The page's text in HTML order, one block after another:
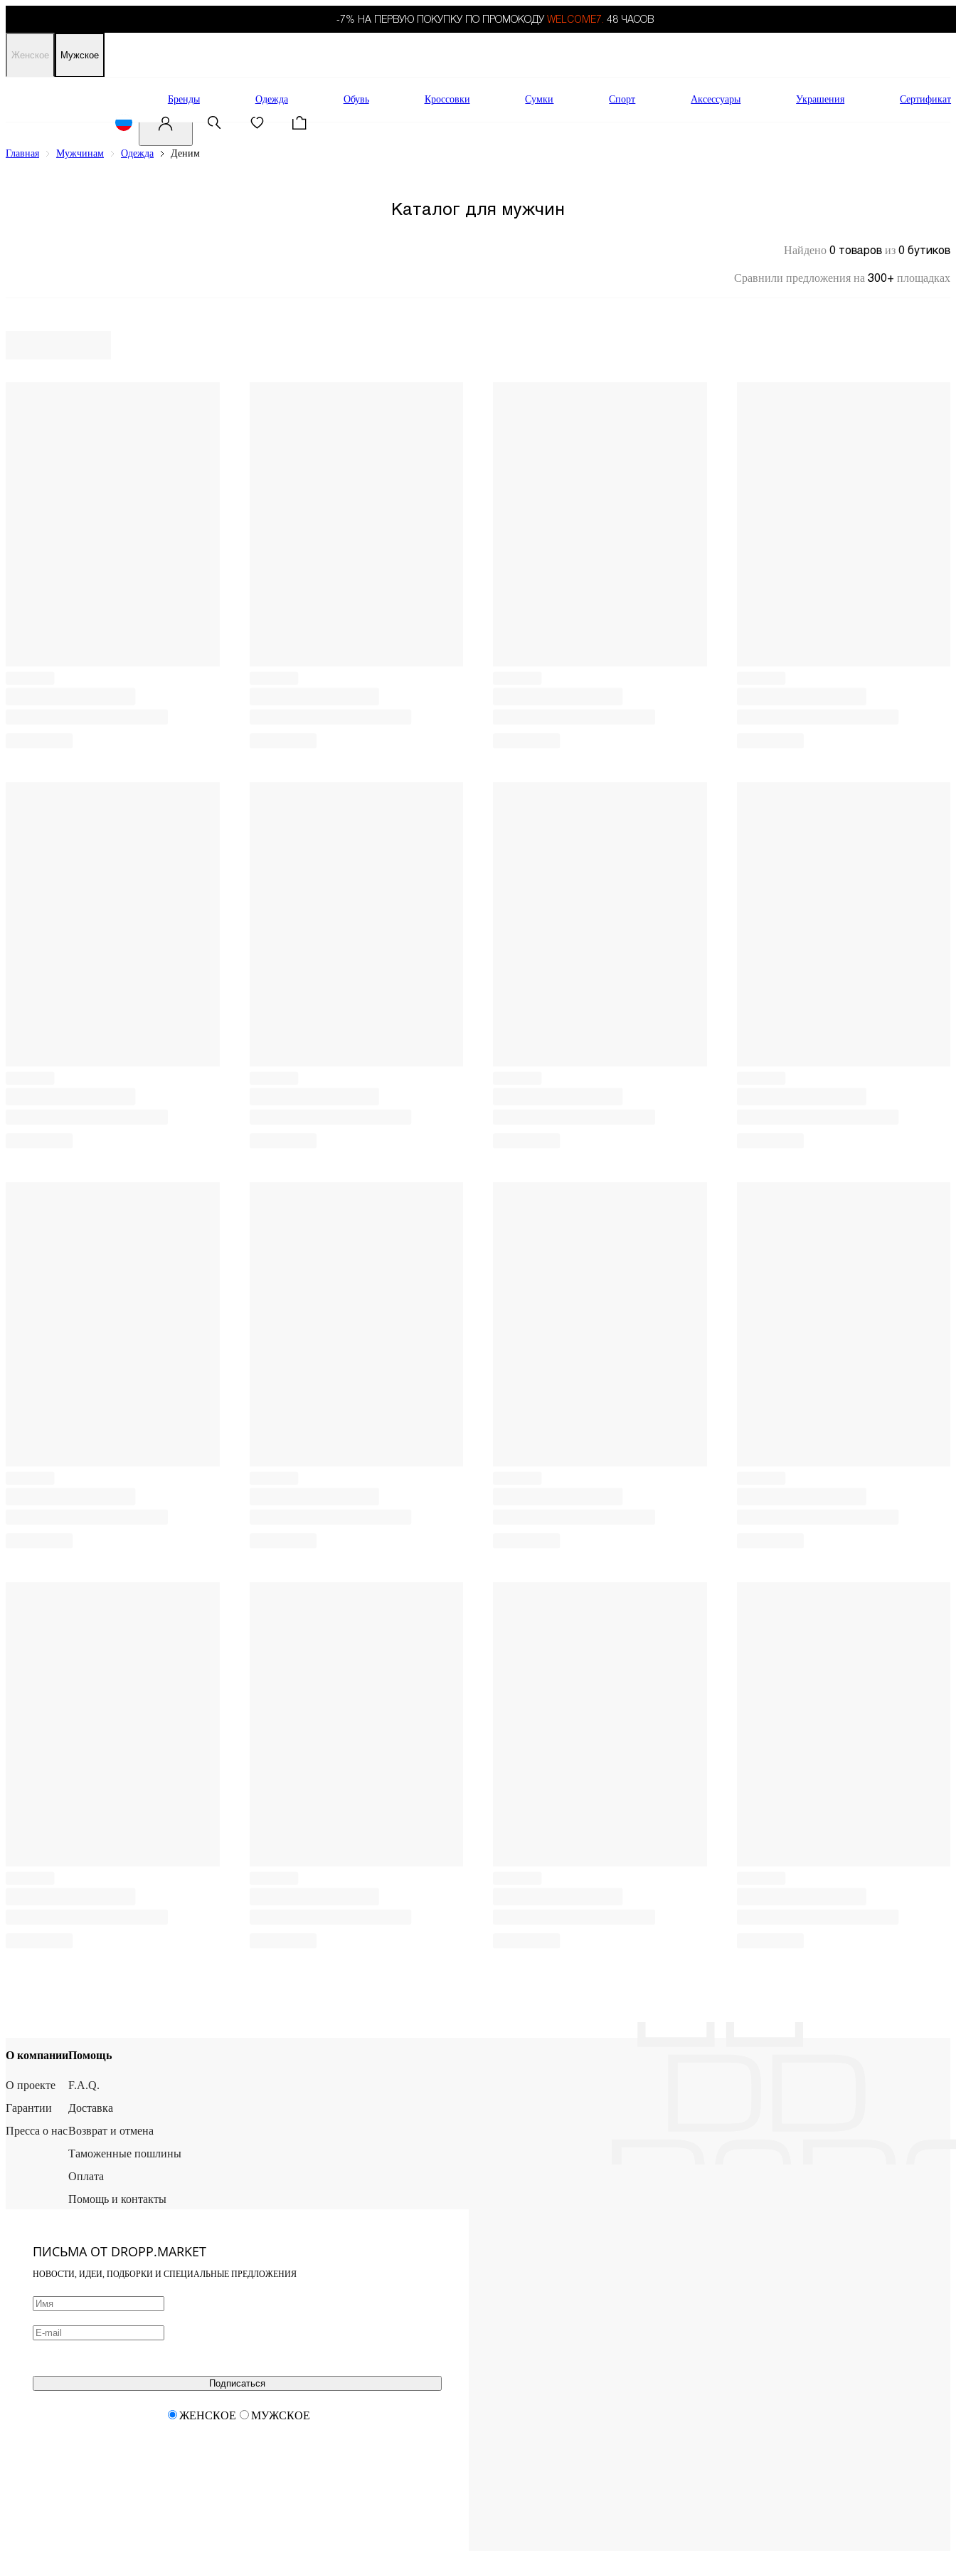
-7% НА ПЕРВУЮ ПОКУПКУ ПО ПРОМОКОДУ WELCOME7. 48 ЧАСОВ
Женское Мужское
Бренды Одежда Обувь Кроссовки Сумки Спорт Аксессуары Украшения Сертификат
Главная Мужчинам Одежда Деним
Каталог для мужчин
Найдено 0 товаров из 0 бутиков
Сравнили предложения на 300+ площадках
О компании
О проекте
Гарантии
Пресса о нас
Помощь
F.A.Q.
Доставка
Возврат и отмена
Таможенные пошлины
Оплата
Помощь и контакты
ПИСЬМА ОТ DROPP.MARKET
НОВОСТИ, ИДЕИ, ПОДБОРКИ И СПЕЦИАЛЬНЫЕ ПРЕДЛОЖЕНИЯ
Подписаться
ЖЕНСКОЕ МУЖСКОЕ